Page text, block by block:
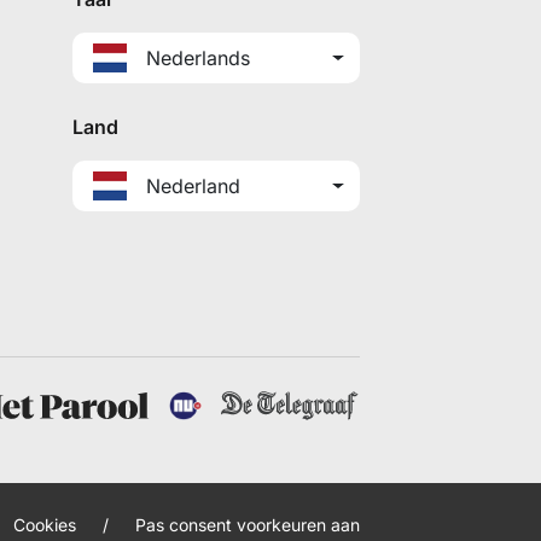
Nederlands
Land
Nederland
Cookies / Pas consent voorkeuren aan